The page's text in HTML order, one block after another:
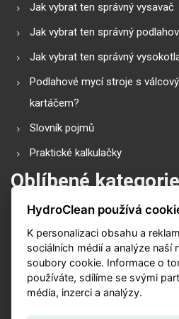
Jak vybrat ten správný vysavač
Jak vybrat ten správný
Jak vybrat ten správný
Podlahové mycí stroje s
kartáčem?
Slovník pojmů
Praktické kalkulačky
Oblíbené kategorie
Průmyslové vysavače
Vysokotlaké čističe
Podlahové mycí stroje
Zametací stroje
HydroClean používá
K personalizaci obsahu a
sociálních médií a analýze naší
soubory cookie. Informace o
používáte, sdílíme se svými
média, inzerci a analýzy.